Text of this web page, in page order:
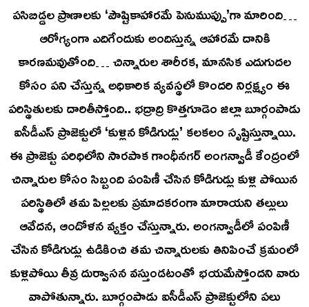
పసిబిడ్డల ప్రాణాలకు ‘పౌష్టికాహారమే పెనుముప్పు’గా మారింది…
ఆరోగ్యంగా ఎదిగేందుకు అందిస్తున్న ఆహారమే దానికి
కారణమవుతోంది… చిన్నారుల శారీరక, మానసిక ఎదుగుదల
కోసం పని చేస్తున్న అధికారిక వ్యవస్థలో కొందరి నిర్లక్ష్యం ఈ
పరిస్థితులకు దారితీస్తోంది.. భద్రాద్రి కొత్తగూడెం జిల్లా బూర్గంపాడు
ఐసీడీఎస్ ప్రాజెక్టులో ‘కుళ్లిన కోడిగుడ్లు’ కలకలం సృష్టిస్తున్నాయి.
ఈ ప్రాజెక్టు పరిధిలోని సారపాక గాంధీనగర్ అంగన్వాడీ కేంద్రంలో
చిన్నారుల కోసం సిబ్బంది పంపిణీ చేసిన కోడిగుడ్లు కుళ్లి పోయిన
పరిస్థితిలో తమ పిల్లలకు ప్రమాదకరంగా మారాయని తల్లులు
ఆవేదన, ఆందోళన వ్యక్తం చేస్తున్నారు. అంగన్వాడీలో పంపిణీ
చేసిన కోడిగుడ్లు ఉడికించి తమ చిన్నారులకు తినిపించే క్రమంలో
కుళ్లిపోయి తీవ్ర దుర్వాసన వస్తుండటంతో భయమేస్తోందని వారు
వాపోతున్నారు. బూర్గంపాడు ఐసీడీఎస్ ప్రాజెక్టులోని పలు